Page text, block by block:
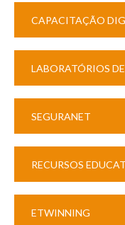
CAPACITAÇÃO
LABORATÓRIOS
SEGURANET
RECURSOS
ETWINNING